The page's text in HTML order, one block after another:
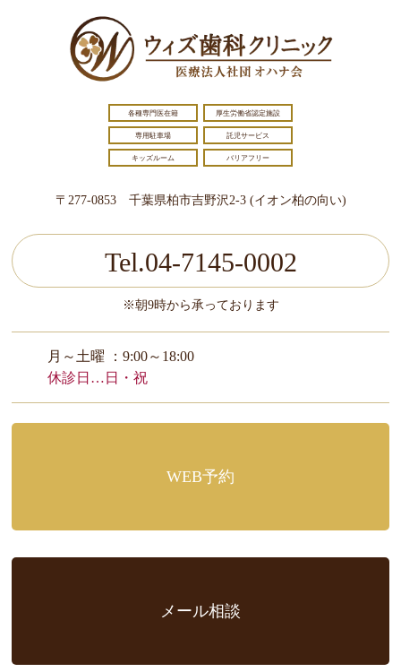
各種専門医在籍 厚生労働省認定施設
専用駐車場 託児サービス
キッズルーム バリアフリー
〒277-0853 千葉県柏市吉野沢2-3 (イオン柏の向い)
Tel.04-7145-0002
※朝9時から承っております
月～土曜 ：9:00～18:00
休診日…日・祝
WEB予約
メール相談